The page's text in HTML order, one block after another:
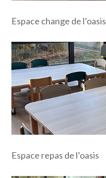
Espace change de l’oasis
Espace repas de l’oasis